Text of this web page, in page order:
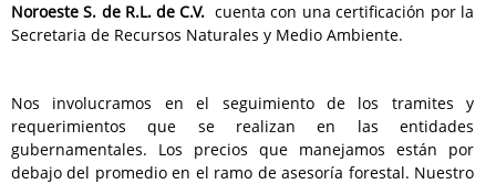
Noroeste S. de R.L. de C.V. cuenta con una certificación por la
Secretaria de Recursos Naturales y Medio Ambiente.
Nos involucramos en el seguimiento de los tramites y
requerimientos que se realizan en las entidades
gubernamentales. Los precios que manejamos están por
debajo del promedio en el ramo de asesoría forestal. Nuestro